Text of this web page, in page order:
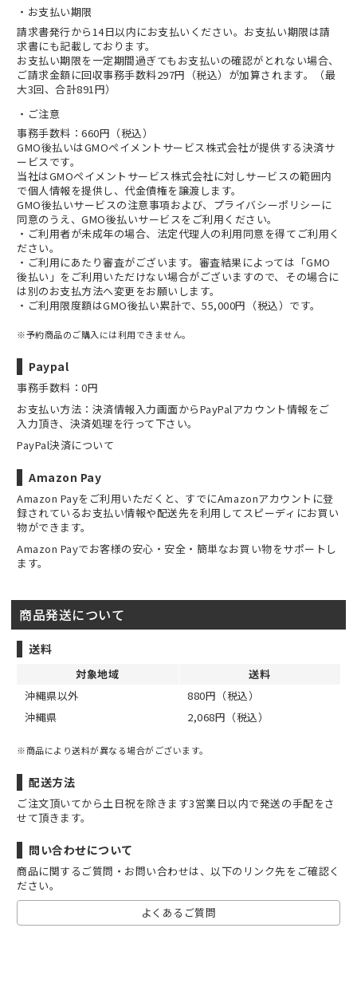
お支払い期限
請求書発行から14日以内にお支払いください。お支払い期限は請
求書にも記載しております。
お支払い期限を一定期間過ぎてもお支払いの確認がとれない場合、
ご請求金額に回収事務手数料297円（税込）が加算されます。（最
大3回、合計891円）
ご注意
事務手数料：660円（税込）
GMO後払いはGMOペイメントサービス株式会社が提供する決済サ
ービスです。
当社はGMOペイメントサービス株式会社に対しサービスの範囲内
で個人情報を提供し、代金債権を譲渡します。
GMO後払いサービスの注意事項および、 プライバシーポリシーに
同意のうえ、GMO後払いサービスをご利用ください。
・ご利用者が未成年の場合、法定代理人の利用同意を得てご利用く
ださい。
・ご利用にあたり審査がございます。審査結果によっては「GMO
後払い」をご利用いただけない場合がございますので、その場合に
は別のお支払方法へ変更をお願いします。
・ご利用限度額はGMO後払い累計で、55,000円（税込）です。
※予約商品のご購入には利用できません。
Paypal
事務手数料：0円
お支払い方法：決済情報入力画面からPayPalアカウント情報をご
入力頂き、決済処理を行って下さい。
PayPal決済について
Amazon Pay
Amazon Payをご利用いただくと、すでにAmazonアカウントに登
録されているお支払い情報や配送先を利用してスピーディにお買い
物ができます。
Amazon Payでお客様の安心・安全・簡単なお買い物をサポートし
ます。
商品発送について
送料
対象地域
送料
沖縄県以外
880円（税込）
沖縄県
2,068円（税込）
※商品により送料が異なる場合がございます。
配送方法
ご注文頂いてから土日祝を除きます3営業日以内で発送の手配をさ
せて頂きます。
問い合わせについて
商品に関するご質問・お問い合わせは、以下のリンク先をご確認く
ださい。
よくあるご質問